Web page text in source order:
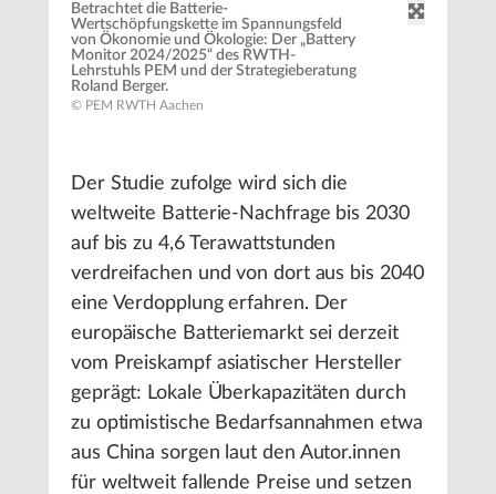
Betrachtet die Batterie-
Wertschöpfungskette im Spannungsfeld
von Ökonomie und Ökologie: Der „Battery
Monitor 2024/2025“ des RWTH-
Lehrstuhls PEM und der Strategieberatung
Roland Berger.
© PEM RWTH Aachen
Der Studie zufolge wird sich die
weltweite Batterie-Nachfrage bis 2030
auf bis zu 4,6 Terawattstunden
verdreifachen und von dort aus bis 2040
eine Verdopplung erfahren. Der
europäische Batteriemarkt sei derzeit
vom Preiskampf asiatischer Hersteller
geprägt: Lokale Überkapazitäten durch
zu optimistische Bedarfsannahmen etwa
aus China sorgen laut den Autor.innen
für weltweit fallende Preise und setzen